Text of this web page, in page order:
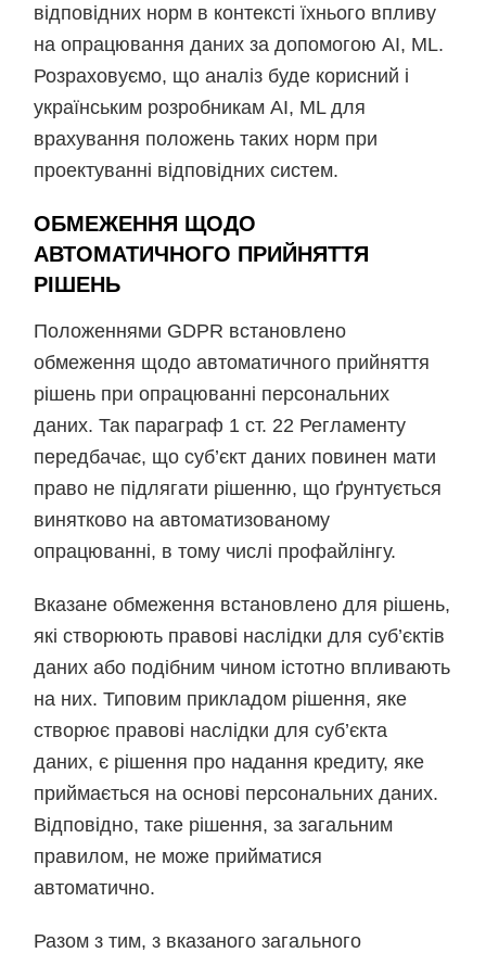
відповідних норм в контексті їхнього впливу
на опрацювання даних за допомогою АІ, ML.
Розраховуємо, що аналіз буде корисний і
українським розробникам АІ, ML для
врахування положень таких норм при
проектуванні відповідних систем.
ОБМЕЖЕННЯ ЩОДО
АВТОМАТИЧНОГО ПРИЙНЯТТЯ
РІШЕНЬ
Положеннями GDPR встановлено
обмеження щодо автоматичного прийняття
рішень при опрацюванні персональних
даних. Так параграф 1 ст. 22 Регламенту
передбачає, що суб’єкт даних повинен мати
право не підлягати рішенню, що ґрунтується
винятково на автоматизованому
опрацюванні, в тому числі профайлінгу.
Вказане обмеження встановлено для рішень,
які створюють правові наслідки для суб’єктів
даних або подібним чином істотно впливають
на них. Типовим прикладом рішення, яке
створює правові наслідки для суб’єкта
даних, є рішення про надання кредиту, яке
приймається на основі персональних даних.
Відповідно, таке рішення, за загальним
правилом, не може прийматися
автоматично.
Разом з тим, з вказаного загального